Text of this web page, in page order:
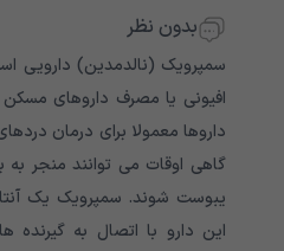
بدون نظر
سمپرویک (نالدمدین) دارویی
افیونی یا مصرف داروهای
داروها معمولا برای درمان
گاهی اوقات می توانند منجر به
یبوست شوند. سمپرویک یک
این دارو با اتصال به گیرنده